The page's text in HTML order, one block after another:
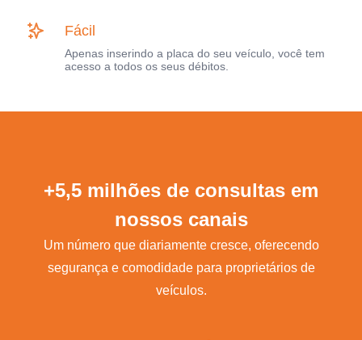
Fácil
Apenas inserindo a placa do seu veículo, você tem
acesso a todos os seus débitos.
+5,5 milhões de consultas em
nossos canais
Um número que diariamente cresce, oferecendo
segurança e comodidade para proprietários de
veículos.